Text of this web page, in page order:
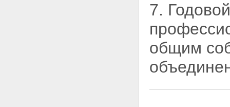
7.
общим